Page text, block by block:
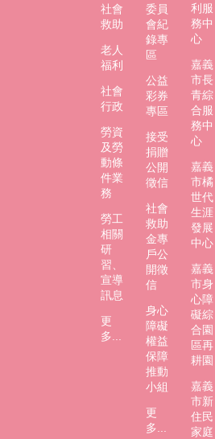
社會
救助
老人
福利
社會
行政
勞資
及勞
動條
件業
務
勞工
相關
研
習、
宣導
訊息
更
多...
委員
會紀
錄專
區
公益
彩券
專區
接受
捐贈
公開
徵信
社會
救助
金專
戶公
開徵
信
身心
障礙
權益
保障
推動
小組
更
多...
利服
務中
心
嘉義
市長
青綜
合服
務中
心
嘉義
市橘
世代
生涯
發展
中心
嘉義
市身
心障
礙綜
合園
區再
耕園
嘉義
市新
住民
家庭